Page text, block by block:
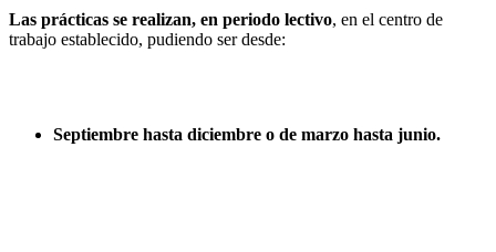
Las prácticas se realizan, en periodo lectivo, en el centro de
trabajo establecido, pudiendo ser desde:
Septiembre hasta diciembre o de marzo hasta junio.